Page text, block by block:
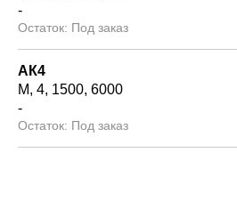
-
Под заказ
АК4
М 4 1500 6000
-
Под заказ